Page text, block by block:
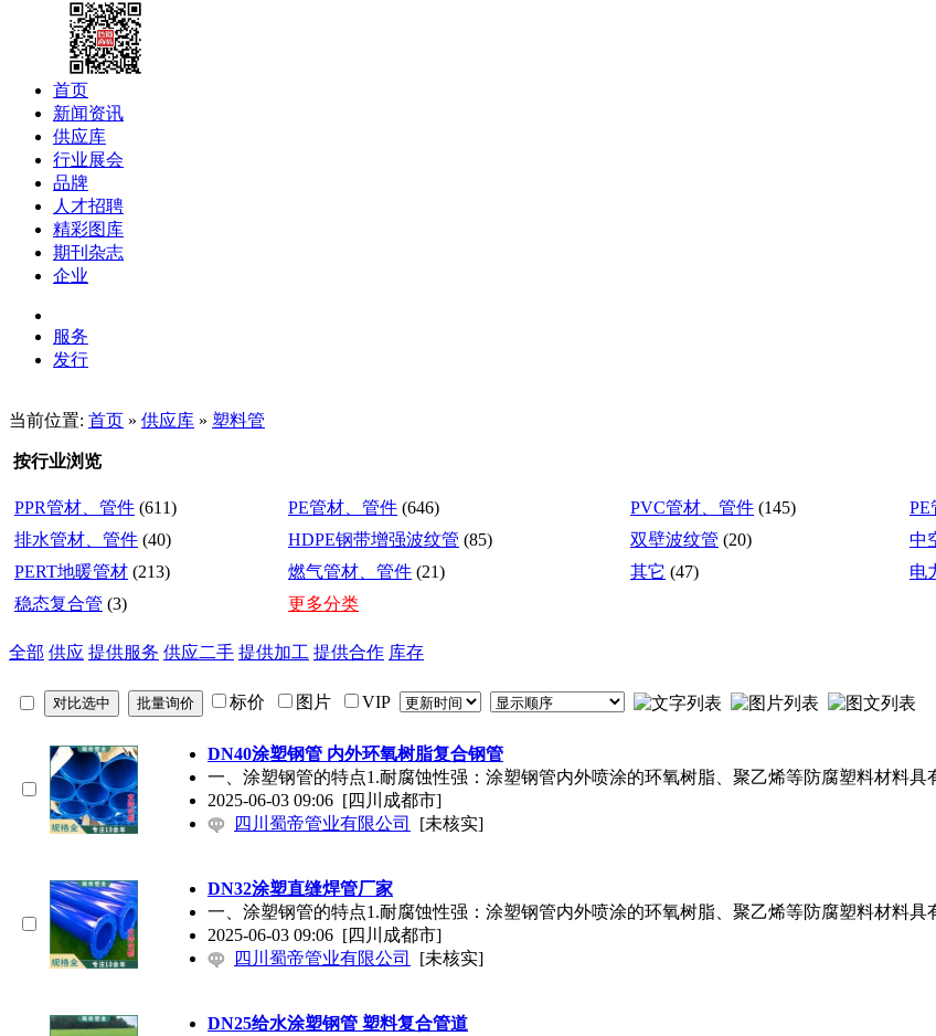
首页
新闻资讯
供应库
行业展会
品牌
人才招聘
精彩图库
期刊杂志
企业
服务
发行
当前位置: 首页 » 供应库 » 塑料管
按行业浏览
PPR管材、管件 (611) PE管材、管件 (646) PVC管材、管件 (145) PE
排水管材、管件 (40) HDPE钢带增强波纹管 (85) 双壁波纹管 (20) 中
PERT地暖管材 (213) 燃气管材、管件 (21) 其它 (47) 电
稳态复合管 (3) 更多分类
全部 供应 提供服务 供应二手 提供加工 提供合作 库存
标价 图片 VIP
DN40涂塑钢管 内外环氧树脂复合钢管
一、涂塑钢管的特点1.耐腐蚀性强：涂塑钢管内外喷涂的环氧树脂、聚乙烯等防腐塑料材料具
2025-06-03 09:06 [四川成都市]
四川蜀帝管业有限公司
[未核实]
DN32涂塑直缝焊管厂家
一、涂塑钢管的特点1.耐腐蚀性强：涂塑钢管内外喷涂的环氧树脂、聚乙烯等防腐塑料材料具
2025-06-03 09:06 [四川成都市]
四川蜀帝管业有限公司
[未核实]
DN25给水涂塑钢管 塑料复合管道